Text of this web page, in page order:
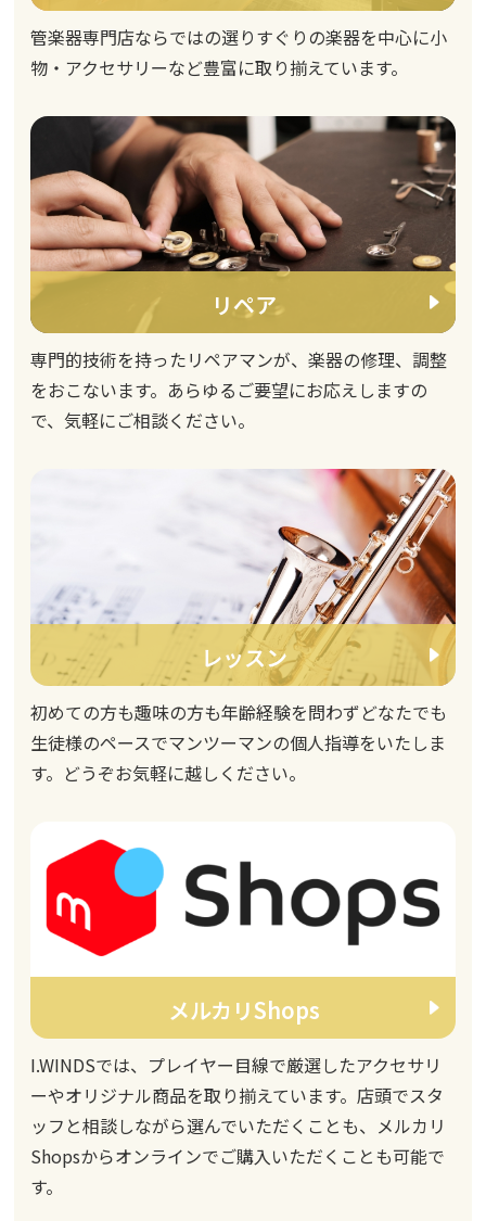
管楽器専門店ならではの選りすぐりの楽器を中心に小
物・アクセサリーなど豊富に取り揃えています。
リペア
専門的技術を持ったリペアマンが、楽器の修理、調整
をおこないます。あらゆるご要望にお応えしますの
で、気軽にご相談ください。
レッスン
初めての方も趣味の方も年齢経験を問わずどなたでも
生徒様のペースでマンツーマンの個人指導をいたしま
す。どうぞお気軽に越しください。
メルカリShops
I.WINDSでは、プレイヤー目線で厳選したアクセサリ
ーやオリジナル商品を取り揃えています。店頭でスタ
ッフと相談しながら選んでいただくことも、メルカリ
Shopsからオンラインでご購入いただくことも可能で
す。